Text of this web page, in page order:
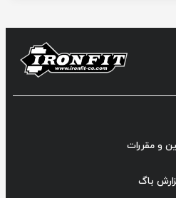
و مقررات
باگ